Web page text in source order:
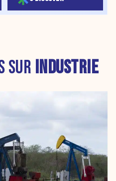
SUR INDUSTRIE